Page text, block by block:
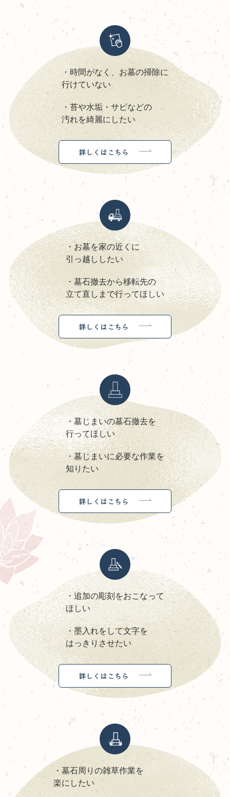
・時間がなく、お墓の掃除に
行けていない
・苔や水垢・サビなどの
汚れを綺麗にしたい
詳しくはこちら
・お墓を家の近くに
引っ越ししたい
・墓石撤去から移転先の
立て直しまで行ってほしい
詳しくはこちら
・墓じまいの墓石撤去を
行ってほしい
・墓じまいに必要な作業を
知りたい
詳しくはこちら
・追加の彫刻をおこなって
ほしい
・墨入れをして文字を
はっきりさせたい
詳しくはこちら
・墓石周りの雑草作業を
楽にしたい